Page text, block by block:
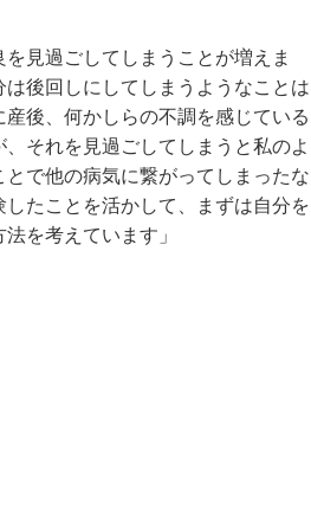
見過ごしてしまうことが増えま
後回しにしてしまうようなことは
後、何かしらの不調を感じている
それを見過ごしてしまうと私のよ
で他の病気に繋がってしまったな
たことを活かして、まずは自分を
を考えています」